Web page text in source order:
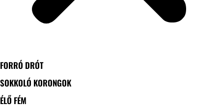
FORRÓ DRÓT
SOKKOLÓ KORONGOK
ÉLŐ FÉM